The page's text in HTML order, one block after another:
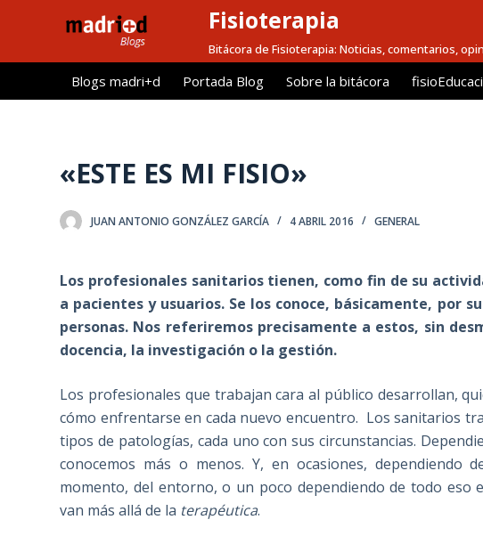
l
Fisioterapia
Bitácora de Fisioterapia: Noticias, comentarios,
Blogs madri+d Portada Blog Sobre la bitácora
«ESTE ES MI FISIO»
JUAN ANTONIO GONZÁLEZ GARCÍA 4 ABRIL 2016 GENERAL
Los profesionales sanitarios tienen, como fin de su
a pacientes y usuarios. Se los conoce, básicamente, por
personas. Nos referiremos precisamente a estos, sin
docencia, la investigación o la gestión.
Los profesionales que trabajan cara al público desarrollan,
cómo enfrentarse en cada nuevo encuentro. Los sanitarios
tipos de patologías, cada uno con sus circunstancias.
conocemos más o menos. Y, en ocasiones, dependiendo
momento, del entorno, o un poco dependiendo de todo eso
van más allá de la terapéutica.